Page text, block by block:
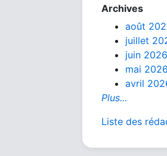
Archives
août
juillet
juin 2026
mai 2026
avril
Plus...
Liste des